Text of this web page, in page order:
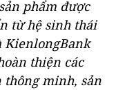
phẩm được
từ hệ sinh thái
KienlongBank
thiện các
minh, sản